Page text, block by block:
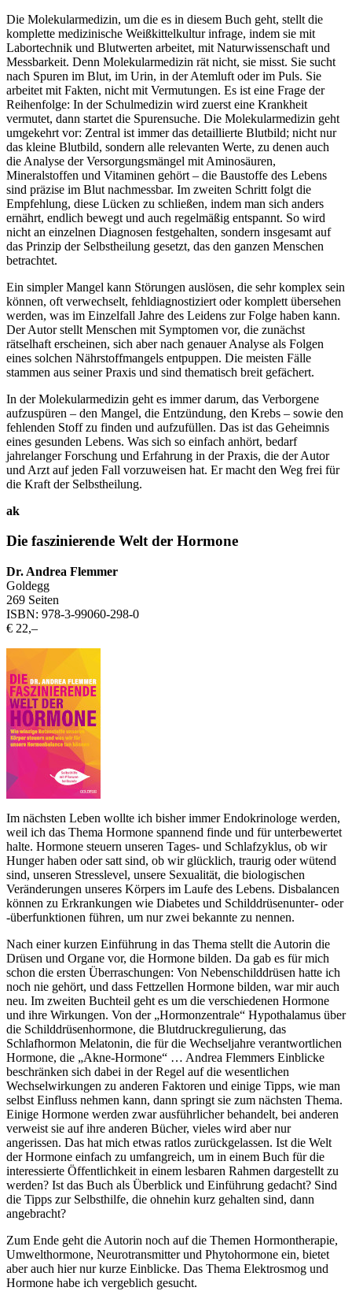
Die Molekularmedizin, um die es in diesem Buch geht, stellt die
komplette medizinische Weißkittelkultur infrage, indem sie mit
Labortechnik und Blutwerten arbeitet, mit Naturwissenschaft und
Messbarkeit. Denn Molekularmedizin rät nicht, sie misst. Sie sucht
nach Spuren im Blut, im Urin, in der Atemluft oder im Puls. Sie
arbeitet mit Fakten, nicht mit Vermutungen. Es ist eine Frage der
Reihenfolge: In der Schulmedizin wird zuerst eine Krankheit
vermutet, dann startet die Spurensuche. Die Molekularmedizin geht
umgekehrt vor: Zentral ist immer das detaillierte Blutbild; nicht nur
das kleine Blutbild, sondern alle relevanten Werte, zu denen auch
die Analyse der Versorgungsmängel mit Aminosäuren,
Mineralstoffen und Vitaminen gehört – die Baustoffe des Lebens
sind präzise im Blut nachmessbar. Im zweiten Schritt folgt die
Empfehlung, diese Lücken zu schließen, indem man sich anders
ernährt, endlich bewegt und auch regelmäßig entspannt. So wird
nicht an einzelnen Diagnosen festgehalten, sondern insgesamt auf
das Prinzip der Selbstheilung gesetzt, das den ganzen Menschen
betrachtet.
Ein simpler Mangel kann Störungen auslösen, die sehr komplex sein
können, oft verwechselt, fehldia­gnostiziert oder komplett übersehen
werden, was im Einzelfall Jahre des Leidens zur Folge haben kann.
Der Autor stellt Menschen mit Symptomen vor, die zunächst
rätselhaft erscheinen, sich aber nach genauer Analyse als Folgen
eines solchen Nährstoffmangels entpuppen. Die meisten Fälle
stammen aus seiner Praxis und sind thematisch breit gefächert.
In der Molekularmedizin geht es immer darum, das Verborgene
aufzuspüren – den Mangel, die Entzündung, den Krebs – sowie den
fehlenden Stoff zu finden und aufzufüllen. Das ist das Geheimnis
eines gesunden Lebens. Was sich so einfach anhört, bedarf
jahrelanger Forschung und Erfahrung in der Praxis, die der Autor
und Arzt auf jeden Fall vorzuweisen hat. Er macht den Weg frei für
die Kraft der Selbstheilung.
ak
Die faszinierende Welt der Hormone
Dr. Andrea Flemmer
Goldegg
269 Seiten
ISBN: 978-3-99060-298-0
€ 22,–
Im nächsten Leben wollte ich bisher immer Endokrinologe werden,
weil ich das Thema Hormone spannend finde und für unterbewertet
halte. Hormone steuern unseren Tages- und Schlafzyklus, ob wir
Hunger haben oder satt sind, ob wir glücklich, traurig oder wütend
sind, unseren Stresslevel, unsere Sexualität, die biologischen
Veränderungen unseres Körpers im Laufe des Lebens. Disbalancen
können zu Erkrankungen wie Diabetes und Schilddrüsenunter- oder
-überfunktionen führen, um nur zwei bekannte zu nennen.
Nach einer kurzen Einführung in das Thema stellt die Autorin die
Drüsen und Organe vor, die Hormone bilden. Da gab es für mich
schon die ersten Überraschungen: Von Nebenschilddrüsen hatte ich
noch nie gehört, und dass Fettzellen Hormone bilden, war mir auch
neu. Im zweiten Buchteil geht es um die verschiedenen Hormone
und ihre Wirkungen. Von der „Hormonzentrale“ Hypothalamus über
die Schilddrüsenhormone, die Blutdruckregulierung, das
Schlafhormon Melatonin, die für die Wechseljahre verantwortlichen
Hormone, die „Akne-Hormone“ … Andrea Flemmers Einblicke
beschränken sich dabei in der Regel auf die wesentlichen
Wechselwirkungen zu anderen Faktoren und einige Tipps, wie man
selbst Einfluss nehmen kann, dann springt sie zum nächsten Thema.
Einige Hormone werden zwar ausführlicher behandelt, bei anderen
verweist sie auf ihre anderen Bücher, vieles wird aber nur
angerissen. Das hat mich etwas ratlos zurückgelassen. Ist die Welt
der Hormone einfach zu umfangreich, um in einem Buch für die
interessierte Öffentlichkeit in einem lesbaren Rahmen dargestellt zu
werden? Ist das Buch als Überblick und Einführung gedacht? Sind
die Tipps zur Selbsthilfe, die ohnehin kurz gehalten sind, dann
angebracht?
Zum Ende geht die Autorin noch auf die Themen Hormontherapie,
Umwelt­hormone, Neurotransmitter und Phytohormone ein, bietet
aber auch hier nur kurze Einblicke. Das Thema Elektrosmog und
Hormone habe ich vergeblich gesucht.